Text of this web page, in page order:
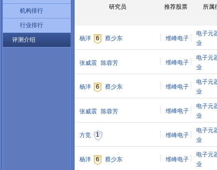
机构排行
行业排行
评测介绍
研究员 推荐股票 所属
杨洋 6 蔡少东 维峰电子
电子元
业
张威震 陈蓉芳 维峰电子
电子元
业
杨洋 6 蔡少东 维峰电子
电子元
业
张威震 陈蓉芳 维峰电子
电子元
业
方竞 1 维峰电子
电子元
业
杨洋 6 蔡少东 维峰电子
电子元
业